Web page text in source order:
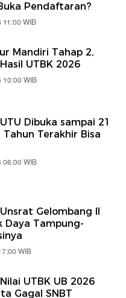
Pendaftaran?
WIB
Mandiri Tahap 2,
UTBK 2026
10:00 WIB
Dibuka sampai 21
Tahun Terakhir Bisa
06:00 WIB
Gelombang II
Daya Tampung-
WIB
UTBK UB 2026
Gagal SNBT